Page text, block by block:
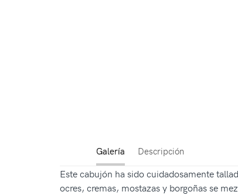
Galería Descripción
Este cabujón ha sido cuidadosamente
ocres, cremas, mostazas y borgoñas se